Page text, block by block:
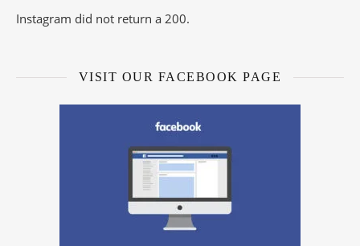
Instagram did not return a 200.
VISIT OUR FACEBOOK PAGE